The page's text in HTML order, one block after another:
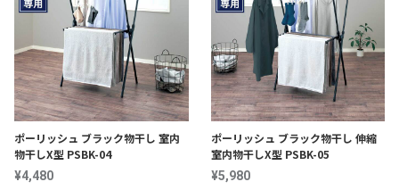
ポーリッシュ ブラック物干し 室内
物干しX型 PSBK-04
¥4,480
ポーリッシュ ブラック物干し 伸縮
室内物干しX型 PSBK-05
¥5,980